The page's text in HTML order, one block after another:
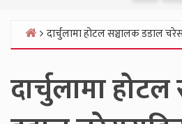
Home
दार्चुलामा होटल सञ्चालक डडाल
दार्चुलामा